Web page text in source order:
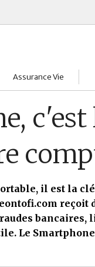
Assurance Vie
Assureurs
Choisir
Comprendre
Contrats
Gérer
il est la
reçoit
bancaires,
Le